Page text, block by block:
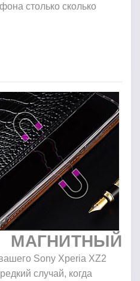
столько сколько
МАГНИТНЫЙ
Sony Xperia XZ2
случай, когда